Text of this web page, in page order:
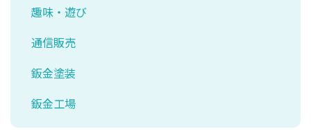
趣味・遊び
通信販売
鈑金塗装
鈑金工場